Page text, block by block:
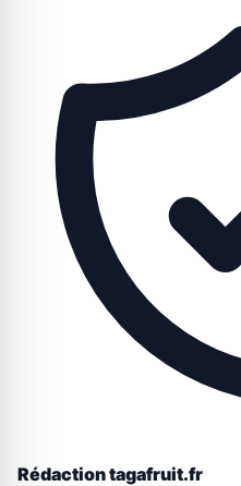
Rédaction tagafruit.fr